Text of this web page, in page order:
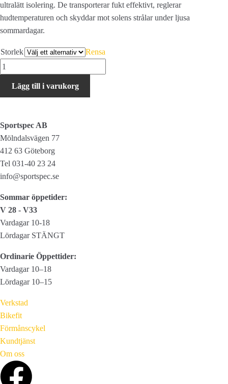
ultralätt isolering. De transporterar fukt effektivt, reglerar
hudtemperaturen och skyddar mot solens strålar under ljusa
sommardagar.
Storlek
Rensa
ASSOS
Legwarmer
Spring
mängd
Lägg till i varukorg
Sportspec AB
Mölndalsvägen 77
412 63 Göteborg
Tel 031-40 23 24
info@sportspec.se
Sommar öppetider:
V 28 - V33
Vardagar 10-18
Lördagar STÄNGT
Ordinarie Öppettider:
Vardagar 10–18
Lördagar 10–15
Verkstad
Bikefit
Förmånscykel
Kundtjänst
Om oss